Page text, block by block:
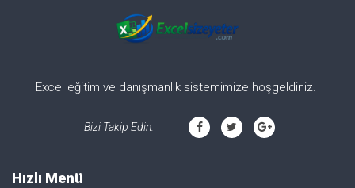
Excel eğitim ve danışmanlık sistemimize hoşgeldiniz.
Bizi Takip Edin:
Hızlı Menü